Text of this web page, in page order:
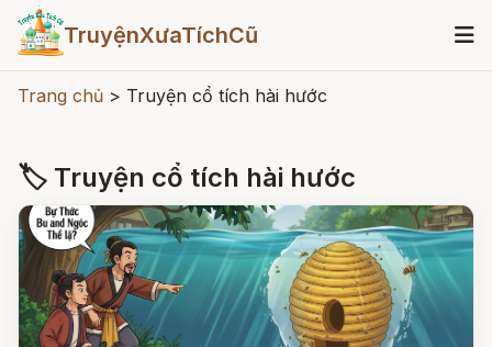
TruyệnXưaTíchCũ
Trang chủ > Truyện cổ tích hài hước
🏷 Truyện cổ tích hài hước